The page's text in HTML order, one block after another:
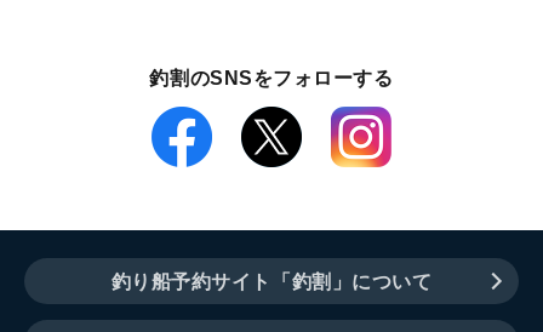
釣割のSNSをフォローする
釣り船予約サイト「釣割」について